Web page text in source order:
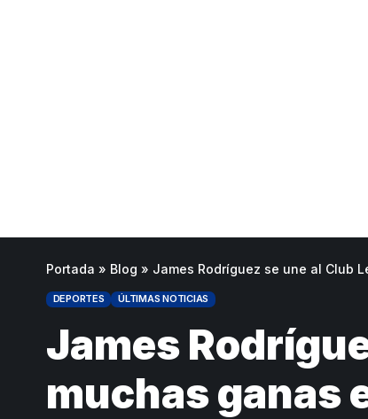
Portada » Blog » James Rodríguez se une al Club
DEPORTES ÚLTIMAS NOTICIAS
James
muchas ganas